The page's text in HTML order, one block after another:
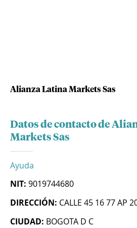
Alianza Latina Markets Sas
Datos de contacto de
Markets Sas
Ayuda
NIT: 9019744680
DIRECCIÓN: CALLE 45 16 77 AP
CIUDAD: BOGOTA D C